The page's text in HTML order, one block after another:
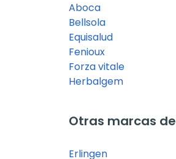
Aboca
Bellsola
Equisalud
Fenioux
Forza vitale
Herbalgem
Otras marcas
Erlingen